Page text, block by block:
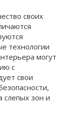
своих
технологии
могут
с
свои
слепых зон и